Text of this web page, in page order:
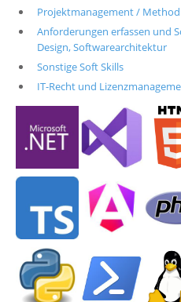
Projektmanagement /
Anforderungen erfassen und
Design, Softwarearchitektur
Sonstige Soft Skills
IT-Recht und